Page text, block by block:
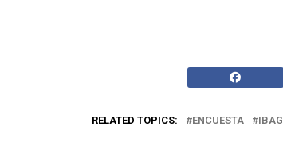
RELATED TOPICS: ENCUESTA